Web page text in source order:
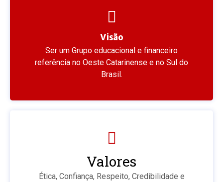
Visão
Ser um Grupo educacional e financeiro
referência no Oeste Catarinense e no Sul do
Brasil.
Valores
Ética, Confiança, Respeito, Credibilidade e